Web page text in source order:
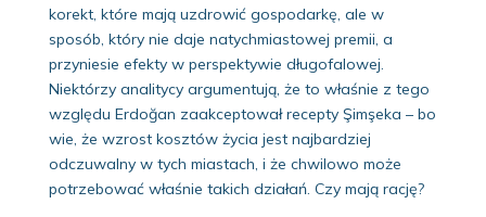
korekt, które mają uzdrowić gospodarkę, ale w
sposób, który nie daje natychmiastowej premii, a
przyniesie efekty w perspektywie długofalowej.
Niektórzy analitycy argumentują, że to właśnie z tego
względu Erdoğan zaakceptował recepty Şimşeka – bo
wie, że wzrost kosztów życia jest najbardziej
odczuwalny w tych miastach, i że chwilowo może
potrzebować właśnie takich działań. Czy mają rację?